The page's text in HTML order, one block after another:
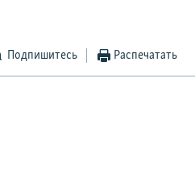
Подпишитесь Распечатать